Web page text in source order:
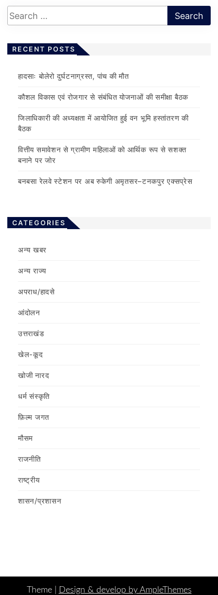
RECENT POSTS
हादसाः बोलेरो दुर्घटनाग्रस्त, पांच की मौत
कौशल विकास एवं रोजगार से संबंधित योजनाओं की समीक्षा बैठक
जिलाधिकारी की अध्यक्षता में आयोजित हुई वन भूमि हस्तांतरण की
बैठक
वित्तीय समावेशन से ग्रामीण महिलाओं को आर्थिक रूप से सशक्त
बनाने पर जोर
बनबसा रेलवे स्टेशन पर अब रुकेगी अमृतसर–टनकपुर एक्सप्रेस
CATEGORIES
अन्य खबर
अन्य राज्य
अपराध/हादसे
आंदोलन
उत्तराखंड
खेल-कूद
खोजी नारद
धर्म संस्कृति
फ़िल्‍म जगत
मौसम
राजनीति
राष्ट्रीय
शासन/प्रशासन
Theme | Design & develop by AmpleThemes